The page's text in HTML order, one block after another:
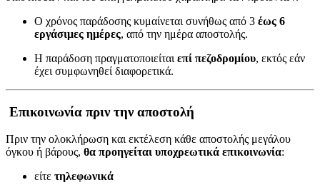
Ο χρόνος παράδοσης κυμαίνεται συνήθως από 3 έως 6
εργάσιμες ημέρες, από την ημέρα αποστολής.
Η παράδοση πραγματοποιείται επί πεζοδρομίου, εκτός εάν
έχει συμφωνηθεί διαφορετικά.
Επικοινωνία πριν την αποστολή
Πριν την ολοκλήρωση και εκτέλεση κάθε αποστολής μεγάλου
όγκου ή βάρους, θα προηγείται υποχρεωτικά επικοινωνία:
είτε τηλεφωνικά